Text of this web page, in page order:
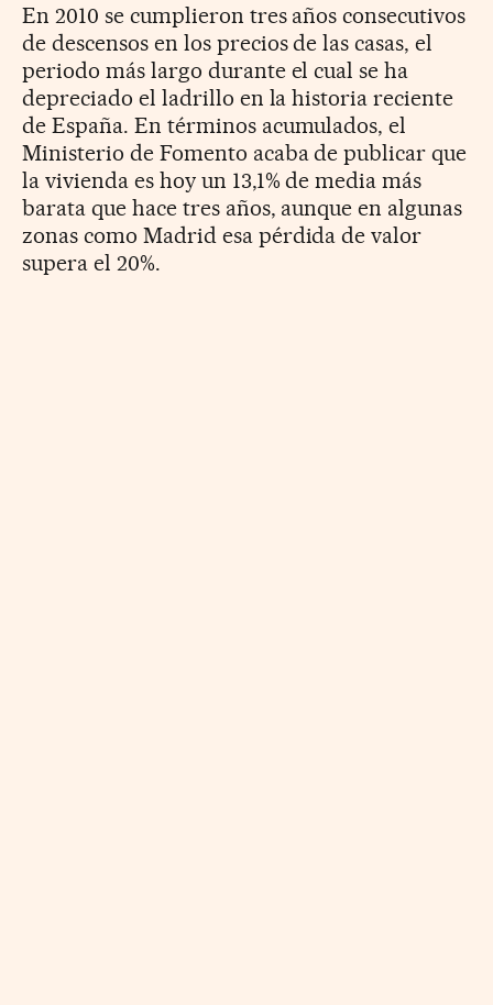
En 2010 se cumplieron tres años consecutivos
de descensos en los precios de las casas, el
periodo más largo durante el cual se ha
depreciado el ladrillo en la historia reciente
de España. En términos acumulados, el
Ministerio de Fomento acaba de publicar que
la vivienda es hoy un 13,1% de media más
barata que hace tres años, aunque en algunas
zonas como Madrid esa pérdida de valor
supera el 20%.